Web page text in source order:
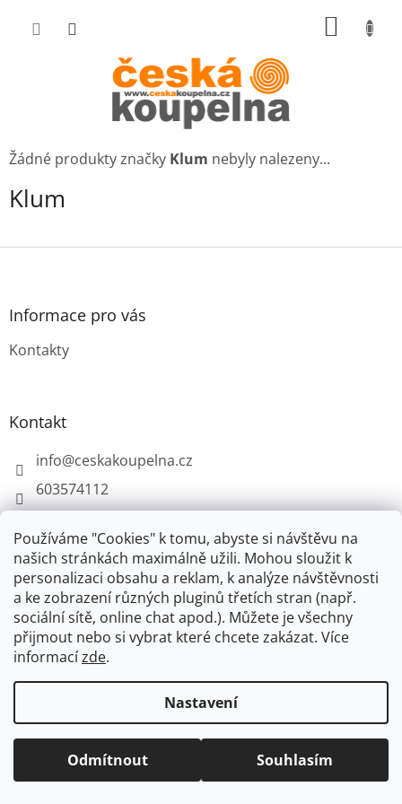
Používáme "Cookies" k tomu, abyste si návštěvu na
našich stránkách maximálně užili. Mohou sloužit k
personalizaci obsahu a reklam, k analýze návštěvnosti
a ke zobrazení různých pluginů třetích stran (např.
sociální sítě, online chat apod.). Můžete je všechny
přijmout nebo si vybrat které chcete zakázat. Více
informacízde.
Nastavení
Odmítnout Souhlasím
Žádné produkty značky Klum nebyly nalezeny...
Klum
Z
Informace pro vás
Kontakty
Kontakt
info@ceskakoupelna.cz
603574112
Retro koupelna - kompletní vybavení
Copyright 2026Česká koupelna. Všechna práva
vyhrazena.